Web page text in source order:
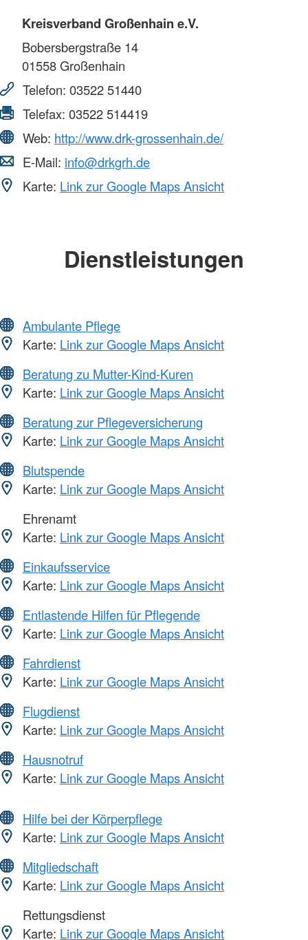
Kreisverband Großenhain e.V.
Bobersbergstraße 14
01558Großenhain
Telefon: 03522 51440
Telefax: 03522 514419
Web: http://www.drk-grossenhain.de/
E-Mail: info@drkgrh.de
Karte: Link zur Google Maps Ansicht
Dienstleistungen
Ambulante Pflege
Karte: Link zur Google Maps Ansicht
Beratung zu Mutter-Kind-Kuren
Karte: Link zur Google Maps Ansicht
Beratung zur Pflegeversicherung
Karte: Link zur Google Maps Ansicht
Blutspende
Karte: Link zur Google Maps Ansicht
Ehrenamt
Karte: Link zur Google Maps Ansicht
Einkaufsservice
Karte: Link zur Google Maps Ansicht
Entlastende Hilfen für Pflegende
Karte: Link zur Google Maps Ansicht
Fahrdienst
Karte: Link zur Google Maps Ansicht
Flugdienst
Karte: Link zur Google Maps Ansicht
Hausnotruf
Karte: Link zur Google Maps Ansicht
Hilfe bei der Körperpflege
Karte: Link zur Google Maps Ansicht
Mitgliedschaft
Karte: Link zur Google Maps Ansicht
Rettungsdienst
Karte: Link zur Google Maps Ansicht